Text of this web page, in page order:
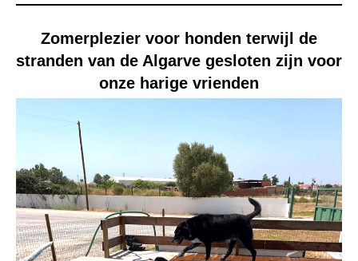
Zomerplezier voor honden terwijl de
stranden van de Algarve gesloten zijn voor
onze harige vrienden